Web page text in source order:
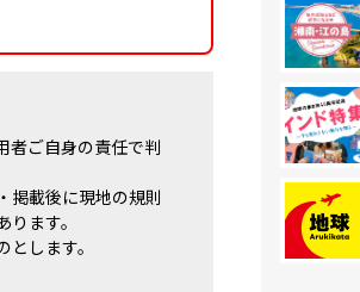
者ご自身の責任で判
掲載後に現地の規則
ます。
します。